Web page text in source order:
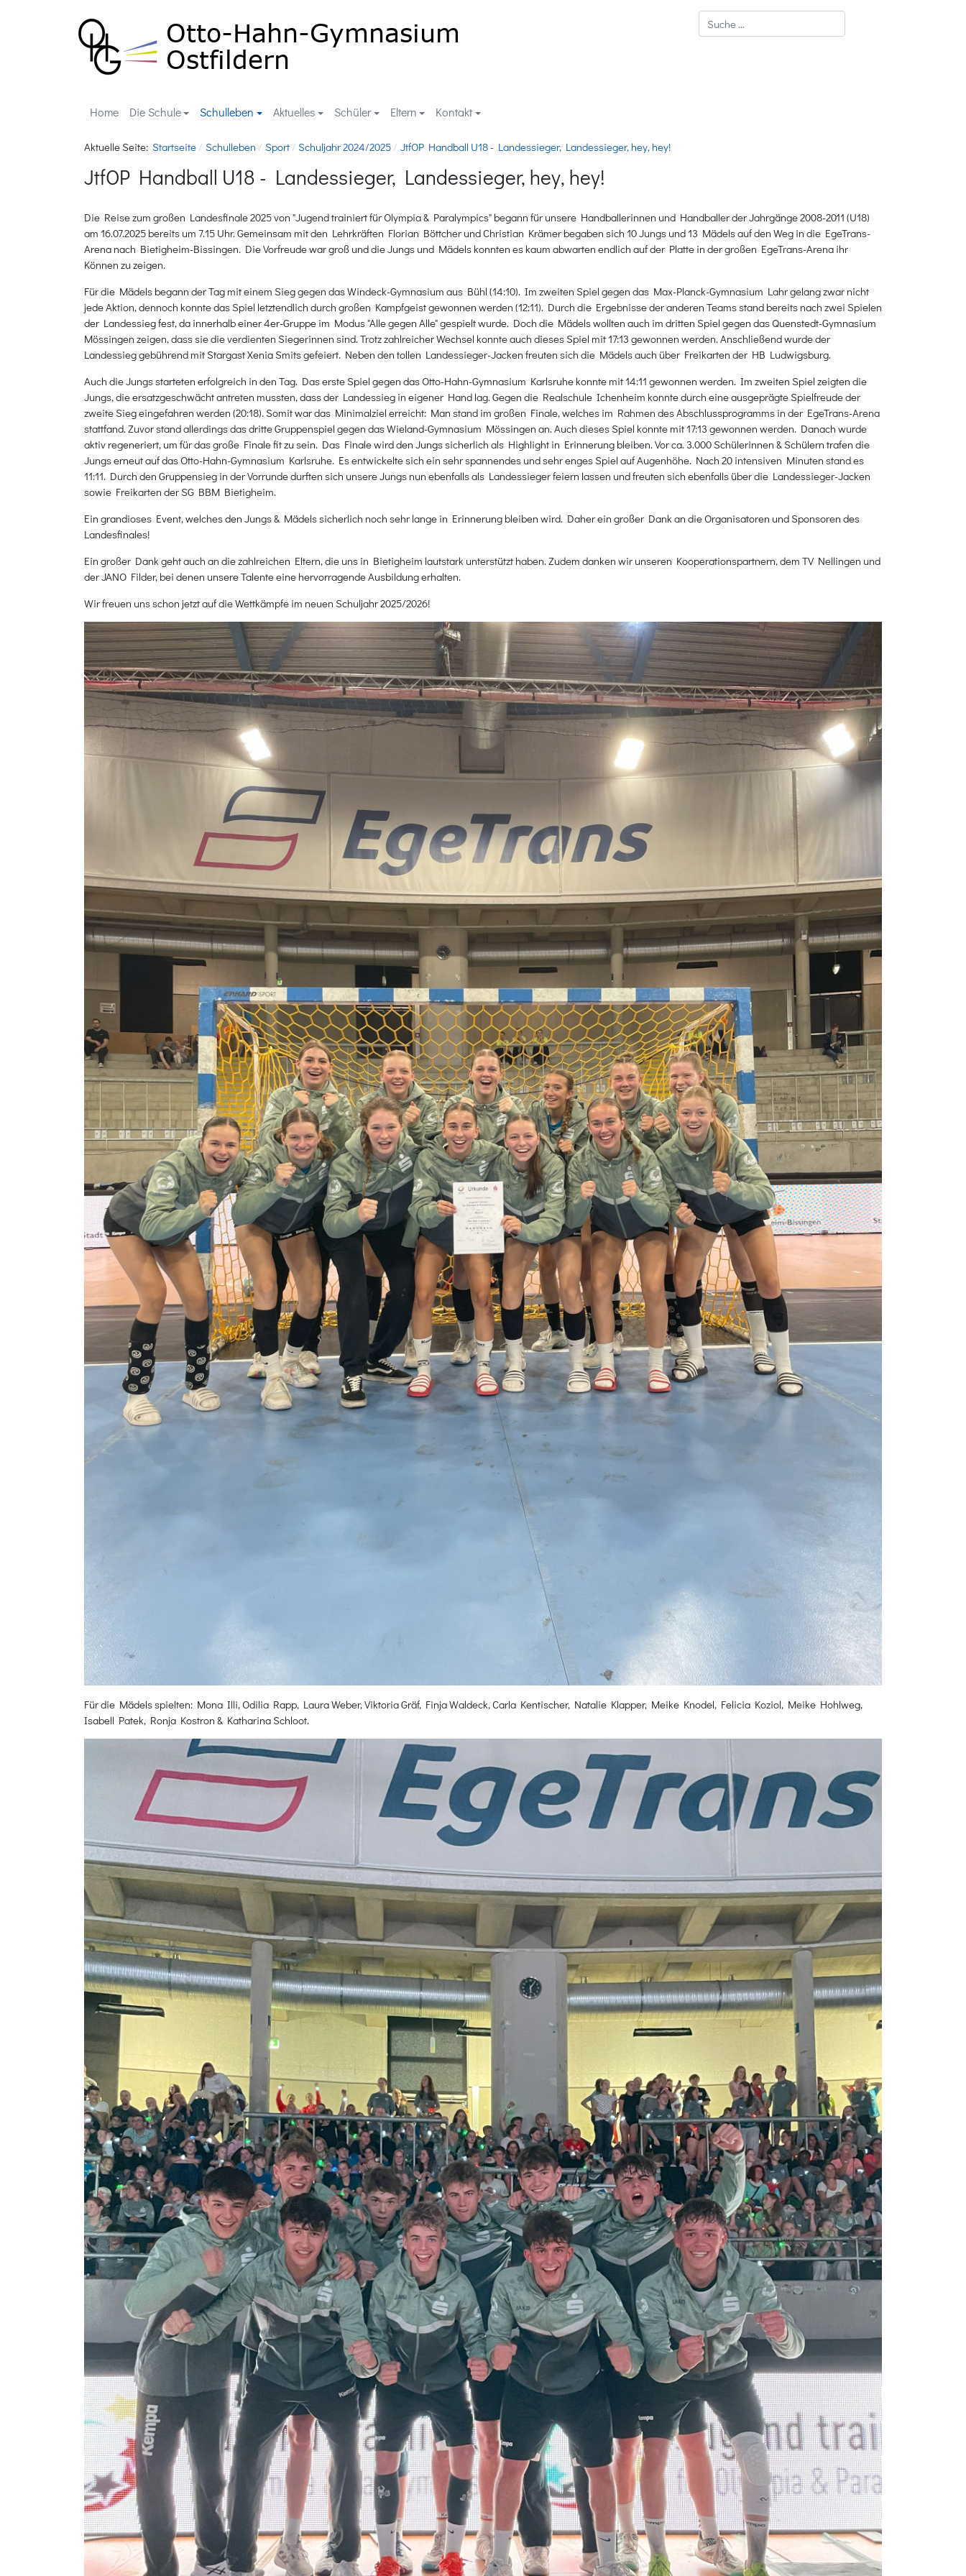
Suchen
Home Die Schule Schulleben Aktuelles Schüler Eltern Kontakt
Aktuelle Seite: Startseite Schulleben Sport Schuljahr 2024/2025 JtfOP Handball U18 - Landessieger, Landessieger, hey, hey!
JtfOP Handball U18 - Landessieger, Landessieger, hey, hey!
Die Reise zum großen Landesfinale 2025 von "Jugend trainiert für Olympia & Paralympics" begann für unsere Handballerinnen und Handballer der Jahrgänge 2008-2011 (U18)
am 16.07.2025 bereits um 7.15 Uhr. Gemeinsam mit den Lehrkräften Florian Böttcher und Christian Krämer begaben sich 10 Jungs und 13 Mädels auf den Weg in die EgeTrans-
Arena nach Bietigheim-Bissingen. Die Vorfreude war groß und die Jungs und Mädels konnten es kaum abwarten endlich auf der Platte in der großen EgeTrans-Arena ihr
Können zu zeigen.
Für die Mädels begann der Tag mit einem Sieg gegen das Windeck-Gymnasium aus Bühl (14:10). Im zweiten Spiel gegen das Max-Planck-Gymnasium Lahr gelang zwar nicht
jede Aktion, dennoch konnte das Spiel letztendlich durch großen Kampfgeist gewonnen werden (12:11). Durch die Ergebnisse der anderen Teams stand bereits nach zwei Spielen
der Landessieg fest, da innerhalb einer 4er-Gruppe im Modus "Alle gegen Alle" gespielt wurde. Doch die Mädels wollten auch im dritten Spiel gegen das Quenstedt-Gymnasium
Mössingen zeigen, dass sie die verdienten Siegerinnen sind. Trotz zahlreicher Wechsel konnte auch dieses Spiel mit 17:13 gewonnen werden. Anschließend wurde der
Landessieg gebührend mit Stargast Xenia Smits gefeiert. Neben den tollen Landessieger-Jacken freuten sich die Mädels auch über Freikarten der HB Ludwigsburg.
Auch die Jungs starteten erfolgreich in den Tag. Das erste Spiel gegen das Otto-Hahn-Gymnasium Karlsruhe konnte mit 14:11 gewonnen werden. Im zweiten Spiel zeigten die
Jungs, die ersatzgeschwächt antreten mussten, dass der Landessieg in eigener Hand lag. Gegen die Realschule Ichenheim konnte durch eine ausgeprägte Spielfreude der
zweite Sieg eingefahren werden (20:18). Somit war das Minimalziel erreicht: Man stand im großen Finale, welches im Rahmen des Abschlussprogramms in der EgeTrans-Arena
stattfand. Zuvor stand allerdings das dritte Gruppenspiel gegen das Wieland-Gymnasium Mössingen an. Auch dieses Spiel konnte mit 17:13 gewonnen werden. Danach wurde
aktiv regeneriert, um für das große Finale fit zu sein. Das Finale wird den Jungs sicherlich als Highlight in Erinnerung bleiben. Vor ca. 3.000 Schülerinnen & Schülern trafen die
Jungs erneut auf das Otto-Hahn-Gymnasium Karlsruhe. Es entwickelte sich ein sehr spannendes und sehr enges Spiel auf Augenhöhe. Nach 20 intensiven Minuten stand es
11:11. Durch den Gruppensieg in der Vorrunde durften sich unsere Jungs nun ebenfalls als Landessieger feiern lassen und freuten sich ebenfalls über die Landessieger-Jacken
sowie Freikarten der SG BBM Bietigheim.
Ein grandioses Event, welches den Jungs & Mädels sicherlich noch sehr lange in Erinnerung bleiben wird. Daher ein großer Dank an die Organisatoren und Sponsoren des
Landesfinales!
Ein großer Dank geht auch an die zahlreichen Eltern, die uns in Bietigheim lautstark unterstützt haben. Zudem danken wir unseren Kooperationspartnern, dem TV Nellingen und
der JANO Filder, bei denen unsere Talente eine hervorragende Ausbildung erhalten.
Wir freuen uns schon jetzt auf die Wettkämpfe im neuen Schuljahr 2025/2026!
Für die Mädels spielten: Mona Illi, Odilia Rapp, Laura Weber, Viktoria Gräf, Finja Waldeck, Carla Kentischer, Natalie Klapper, Meike Knodel, Felicia Koziol, Meike Hohlweg,
Isabell Patek, Ronja Kostron & Katharina Schloot.